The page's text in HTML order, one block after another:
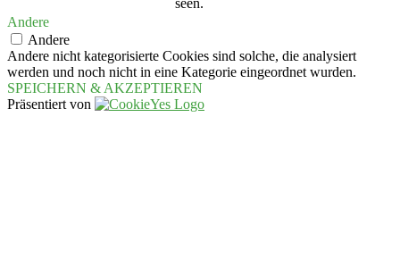
Andere
Andere
Andere nicht kategorisierte Cookies sind solche, die analysiert
werden und noch nicht in eine Kategorie eingeordnet wurden.
SPEICHERN & AKZEPTIEREN
Präsentiert von